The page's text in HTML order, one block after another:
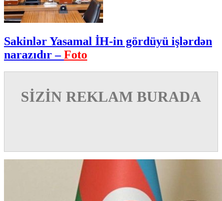
Sakinlər Yasamal İH-in gördüyü işlərdən
narazıdır –Foto
SİZİN REKLAM BURADA